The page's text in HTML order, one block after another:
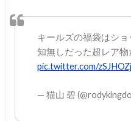
キールズの福袋はシ
知無しだった超レア物
pic.twitter.com/
— 猫山 碧